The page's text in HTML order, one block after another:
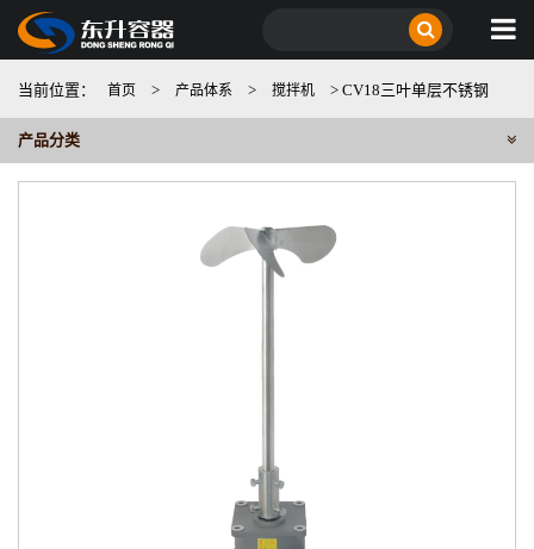
当前位置： 首页 > 产品体系 > 搅拌机 > CV18三叶单层不锈钢
产品分类